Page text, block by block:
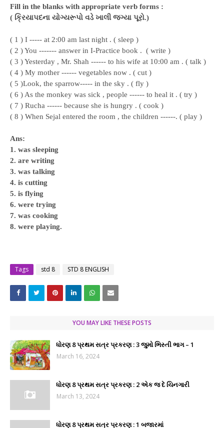
Fill in the blanks with appropriate verb forms :
( ક્રિયાપદના યોગ્યરૂપો વડે ખાલી જગ્યા પૂરો.)
( 1 ) I ----- at 2:00 am last night . ( sleep )
( 2 ) You ------- answer in I-Practice book . ( write )
( 3 ) Yesterday , Mr. Shah ------ to his wife at 10:00 am . ( talk )
( 4 ) My mother ------ vegetables now . ( cut )
( 5 )Look, the sparrow----- in the sky . ( fly )
( 6 ) As the monkey was sick , people ------ to heal it . ( try )
( 7 ) Rucha ------ because she is hungry . ( cook )
( 8 ) When Sejal entered the room , the children ------. ( play )
Ans:
1. was sleeping
2. are writing
3. was talking
4. is cutting
5. is flying
6. were trying
7. was cooking
8. were playing.
Tags std 8 STD 8 ENGLISH
YOU MAY LIKE THESE POSTS
ધોરણ 8 પ્રથમ સત્ર પ્રકરણ : 3 જુમો ભિસ્તી ભાગ – 1
March 16, 2024
ધોરણ 8 પ્રથમ સત્ર પ્રકરણ : 2 એક જ દે ચિનગારી
March 13, 2024
ધોરણ 8 પ્રથમ સત્ર પ્રકરણ : 1 બજારમાં